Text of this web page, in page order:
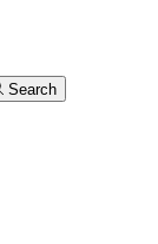
Search